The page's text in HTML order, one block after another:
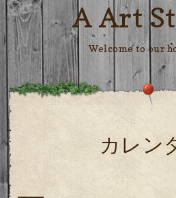
A Art
Welcome to our
カレン